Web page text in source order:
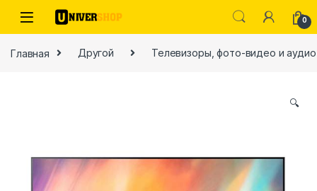
Skip to navigation
Skip to content
0
Главная Другой Телевизоры, фото-видео и аудио
🔍